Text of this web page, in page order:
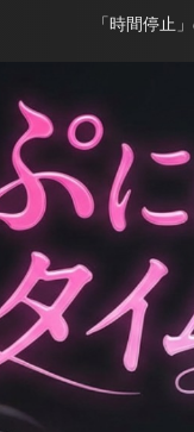
「時間停止